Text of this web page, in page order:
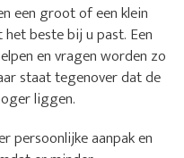
een groot of een klein
beste bij u past. Een
en vragen worden zo
staat tegenover dat de
liggen.
persoonlijke aanpak en